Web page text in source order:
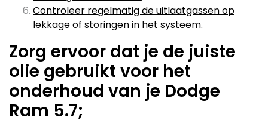
Controleer regelmatig de uitlaatgassen op
lekkage of storingen in het systeem.
Zorg ervoor dat je de juiste
olie gebruikt voor het
onderhoud van je Dodge
Ram 5.7;